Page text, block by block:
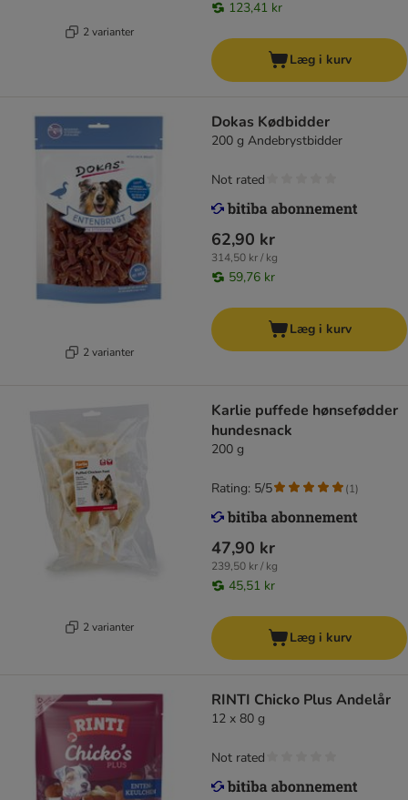
2 varianter
123,41 kr
Læg i kurv
2 varianter
Dokas Kødbidder
200 g Andebrystbidder
62,90 kr
314,50 kr / kg
59,76 kr
Not rated
Læg i kurv
2 varianter
Karlie puffede hønsefødder
hundesnack
200 g
47,90 kr
239,50 kr / kg
45,51 kr
Rating: 5/5 (1)
Læg i kurv
RINTI Chicko Plus Andelår
12 x 80 g
Not rated